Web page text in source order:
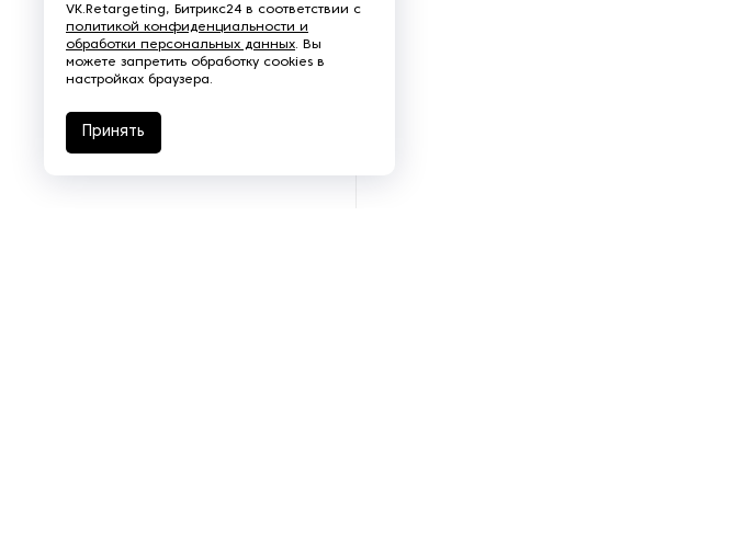
VK.Retargeting, Битрикс24 в соответствии с
политикой конфиденциальности и
обработки персональных данных. Вы
можете запретить обработку cookies в
настройках браузера.
Принять